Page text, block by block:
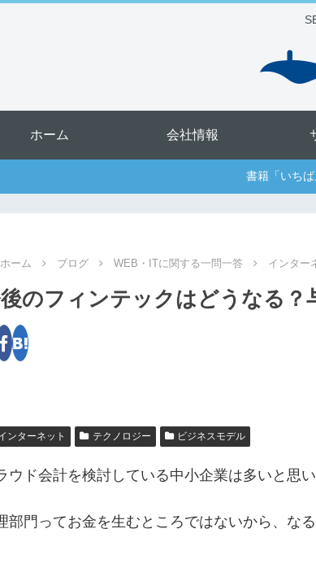
ホーム 会社情報
書籍「いち
ホーム ブログ WEB・ITに関する一問一答 インター
のフィンテックはどうなる？
ンターネット テクノロジー ビジネスモデル
ウド会計を検討している中小企業は多いと思い
部門ってお金を生むところではないから、な